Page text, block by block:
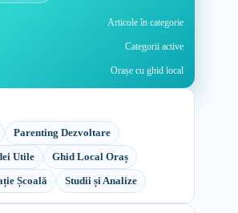
Articole în categorie
Categorii active
Orașe cu ghid local
Parenting Dezvoltare
Utile
Ghid Local Oraș
Școală Studii și Analize